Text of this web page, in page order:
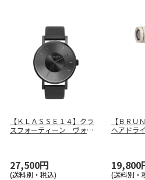
【ＫＬＡＳＳＥ１４】クラ
スフォーティーン ヴォラ
27,500円
(送料別・税込)
【ＢＲＵ
ヘアドラ
19,800
(送料別・